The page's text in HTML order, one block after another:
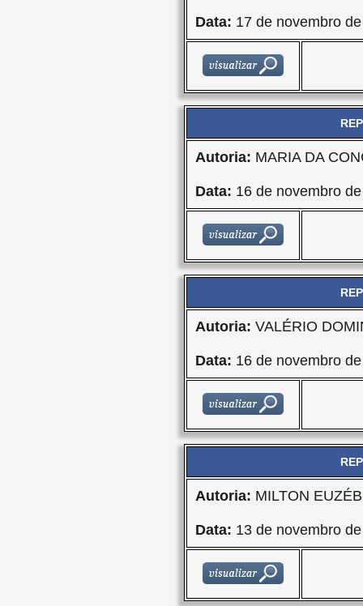
Data: 17 de novembro
Autoria: MARIA DA
Data: 16 de novembro
Autoria: VALÉRIO
Data: 16 de novembro
Autoria: MILTON
Data: 13 de novembro